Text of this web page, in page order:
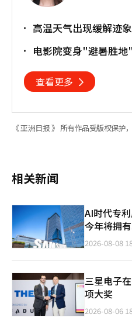
高温天气出现缓解迹
电影院变身"避暑胜
查看更多
《 亚洲日报 》 所有作品受版权保护
相关新闻
AI时代专
今年将拥
2026-08-08
三星电子
项大奖
2026-08-06